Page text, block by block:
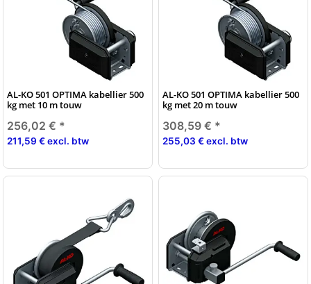
AL-KO 501 OPTIMA kabellier 500
kg met 10 m touw
256,02 € *
211,59 € excl. btw
AL-KO 501 OPTIMA kabellier 500
kg met 20 m touw
308,59 € *
255,03 € excl. btw